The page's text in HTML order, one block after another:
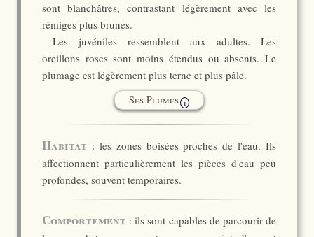
sont blanchâtres, contrastant légèrement avec les
rémiges plus brunes.
Les juvéniles ressemblent aux adultes. Les
oreillons roses sont moins étendus ou absents. Le
plumage est légèrement plus terne et plus pâle.
Ses Plumes i
Habitat : les zones boisées proches de l'eau. Ils
affectionnent particulièrement les pièces d'eau peu
profondes, souvent temporaires.
Comportement : ils sont capables de parcourir de